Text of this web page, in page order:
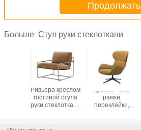
Продолжать
Больше Стул руки стеклоткани
Ривьера креслом
гостиной стула
руки стеклоткани
рамки
переклейки,